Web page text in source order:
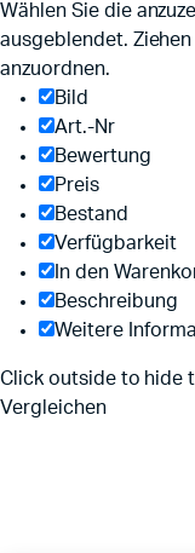
Wählen Sie die
ausgeblendet.
anzuordnen.
Bild
Art.-Nr
Bewertung
Preis
Bestand
Verfügbarkeit
In den
Beschreibung
Weitere
Click outside to hide
Vergleichen